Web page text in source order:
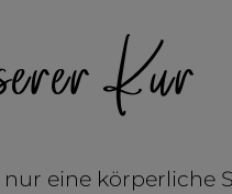
Kur
eine körperliche